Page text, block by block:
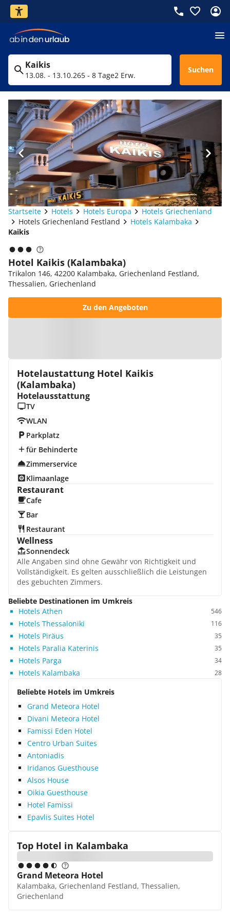
Kaikis
13.08. - 13.10.265 - 8 Tage2 Erw.
Suchen
Startseite Hotels Hotels Europa
Hotels Griechenland
Hotels Griechenland Festland
Hotels Kalambaka
Kaikis
Hotel Kaikis (Kalambaka)
Trikalon 146, 42200 Kalambaka, Griechenland Festland,
Thessalien, Griechenland
Zu den Angeboten
Hotelaustattung Hotel Kaikis
(Kalambaka)
Hotelausstattung
TV
WLAN
Parkplatz
für Behinderte
Zimmerservice
Klimaanlage
Restaurant
Cafe
Bar
Restaurant
Wellness
Sonnendeck
Alle Angaben sind ohne Gewähr von Richtigkeit und
Vollständigkeit. Es gelten ausschließlich die Leistungen
des gebuchten Zimmers.
Beliebte Destinationen im Umkreis
Hotels Athen
546
Hotels Thessaloniki 116
Hotels Piräus 35
Hotels Paralia Katerinis 35
Hotels Parga 34
Hotels Kalambaka 28
Beliebte Hotels im Umkreis
Grand Meteora Hotel
Divani Meteora Hotel
Famissi Eden Hotel
Centro Urban Suites
Antoniadis
Iridanos Guesthouse
Alsos House
Oikia Guesthouse
Hotel Famissi
Epavlis Suites Hotel
Top Hotel in Kalambaka
Grand Meteora Hotel
Kalambaka, Griechenland Festland, Thessalien,
Griechenland